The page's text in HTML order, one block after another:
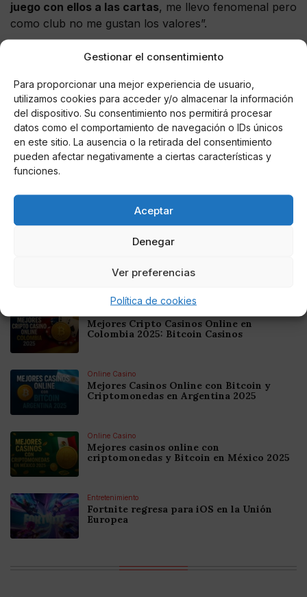
Gestionar el consentimiento
Para proporcionar una mejor experiencia de usuario,
utilizamos cookies para acceder y/o almacenar la información
del dispositivo. Su consentimiento nos permitirá procesar
datos como el comportamiento de navegación o IDs únicos
en este sitio. La ausencia o la retirada del consentimiento
pueden afectar negativamente a ciertas características y
funciones.
Aceptar
Denegar
Ver preferencias
Política de cookies
juego con ellos a las cartas, me llevo fenomenal pero
como club no me gustan los valores”.
Estas declaraciones causarán sin ninguna duda mucho
madridista. Habrá que ver si esta vez se atiza a Piqué
como en anteriores ocasiones.Les recordamos que
el central anunció que dejaría la selección al
término del Mundial de Rusia 2018.
Juan De Dios Pérez
Mejores Cripto Casinos Online en
Colombia 2025: Bitcoin Casinos
Online Casino
Mejores Casinos Online con Bitcoin y
Criptomonedas en Argentina 2025
Online Casino
Mejores casinos online con
criptomonedas y Bitcoin en México 2025
Entretenimiento
Fortnite regresa para iOS en la Unión
Europea